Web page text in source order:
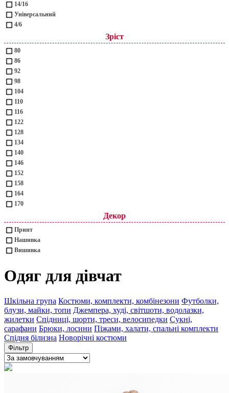
14/16
Універсальний
4/6
Зріст
80
86
92
98
104
110
116
122
128
134
140
146
152
158
164
170
Декор
Принт
Нашивка
Вишивка
Одяг для дівчат
Шкільна група Костюми, комплекти, комбінезони Футболки,
блузи, майки, топи Джемпера, худі, світшоти, водолазки,
жилетки Спідниці, шорти, треси, велосипедки Сукні,
сарафани Брюки, лосини Піжами, халати, спальні комплекти
Спідня білизна Новорічні костюми
Фільтр